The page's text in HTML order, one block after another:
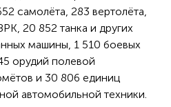
самолёта, 283 вертолёта,
20 852 танка и других
машины, 1 510 боевых
орудий полевой
и 30 806 единиц
автомобильной техники.